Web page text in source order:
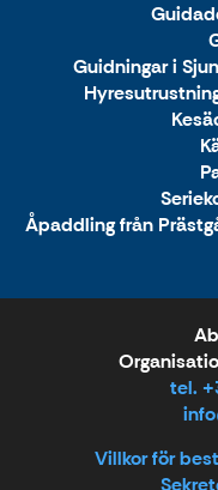
Guidningar i
Åpaddling från
tel.
Villkor för